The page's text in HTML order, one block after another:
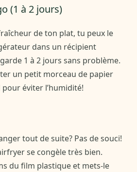
(1 à 2 jours)
de ton plat, tu peux le
dans un récipient
1 à 2 jours sans problème.
un petit morceau de papier
éviter l’humidité!
tout de suite? Pas de souci!
se congèle très bien.
du film plastique et mets-le